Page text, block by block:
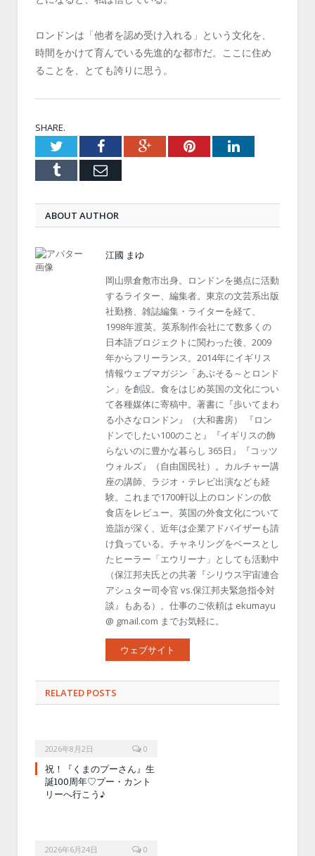
ロンドンは「他者を認め受け入れる」という文化を、
時間をかけて育んでいる先進的な都市だ。ここに住め
ることを、とても誇りに思う。
SHARE.
TwitterFacebookGoogle+PinterestLinkedIn
Tumblr Email
ABOUT AUTHOR
江國 まゆ
岡山県倉敷市出身。ロンドンを拠点に活動
するライター、編集者。東京の文芸系出版
社勤務、雑誌編集・ライターを経て、
1998年渡英。英系制作会社にて数多くの
日本語プロジェクトに関わった後、2009
年からフリーランス。2014年にイギリス
情報ウェブマガジン「あぶそる～とロンド
ン」を創設。食をはじめ英国の文化につい
て各種媒体に寄稿中。著書に『歩いてまわ
る小さなロンドン』（大和書房） 『ロン
ドンでしたい100のこと』『イギリスの飾
らないのに豊かな暮らし 365日』『コッツ
ウォルズ』（自由国民社）。カルチャー講
座の講師、ラジオ・テレビ出演なども経
験。これまで1700軒以上のロンドンの飲
食店をレビュー。英国の外食文化について
造詣が深く、近年は企業アドバイザーも請
け負っている。チャネリングをベースとし
たヒーラー「エウリーナ」としても活動中
（保江邦夫氏との共著『シリウス宇宙連合
アシュター司令官 vs.保江邦夫緊急指令対
談』もある）。仕事のご依頼は ekumayu
@ gmail.com までお気軽に。
ウェブサイト
RELATED POSTS
2026年8月2日 0
祝！『くまのプーさん』生
誕100周年♡プー・カント
リーへ行こう♪
2026年6月24日 0